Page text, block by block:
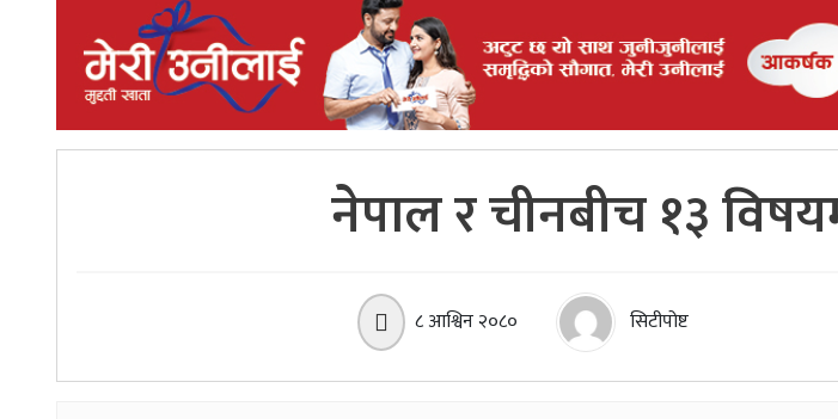
नेपाल र चीनबीच १३
८ आश्विन २०८० सिटीपोष्ट